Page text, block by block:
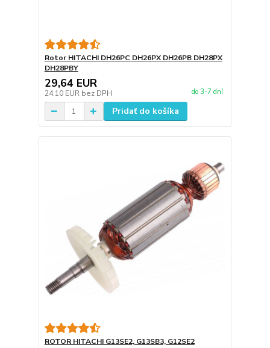
Rotor HITACHI DH26PC DH26PX DH26PB DH28PX
DH28PBY
29,64 EUR
24,10 EUR bez DPH do 3-7 dní
Pridať do košíka
ROTOR HITACHI G13SE2, G13SB3, G12SE2